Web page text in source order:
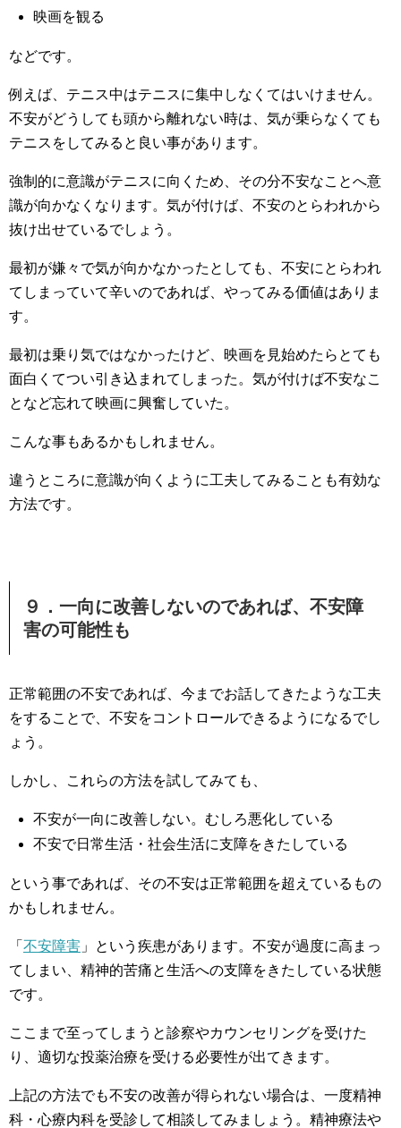
映画を観る
などです。
例えば、テニス中はテニスに集中しなくてはいけません。
不安がどうしても頭から離れない時は、気が乗らなくても
テニスをしてみると良い事があります。
強制的に意識がテニスに向くため、その分不安なことへ意
識が向かなくなります。気が付けば、不安のとらわれから
抜け出せているでしょう。
最初が嫌々で気が向かなかったとしても、不安にとらわれ
てしまっていて辛いのであれば、やってみる価値はありま
す。
最初は乗り気ではなかったけど、映画を見始めたらとても
面白くてつい引き込まれてしまった。気が付けば不安なこ
となど忘れて映画に興奮していた。
こんな事もあるかもしれません。
違うところに意識が向くように工夫してみることも有効な
方法です。
９．一向に改善しないのであれば、不安障
害の可能性も
正常範囲の不安であれば、今までお話してきたような工夫
をすることで、不安をコントロールできるようになるでし
ょう。
しかし、これらの方法を試してみても、
不安が一向に改善しない。むしろ悪化している
不安で日常生活・社会生活に支障をきたしている
という事であれば、その不安は正常範囲を超えているもの
かもしれません。
「 不安障害 」という疾患があります。不安が過度に高まっ
てしまい、精神的苦痛と生活への支障をきたしている状態
です。
ここまで至ってしまうと診察やカウンセリングを受けた
り、適切な投薬治療を受ける必要性が出てきます。
上記の方法でも不安の改善が得られない場合は、一度精神
科・心療内科を受診して相談してみましょう。精神療法や